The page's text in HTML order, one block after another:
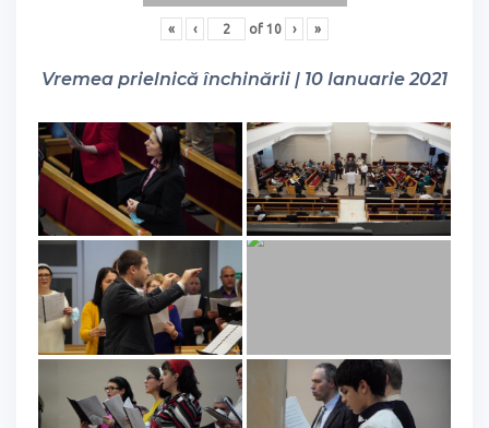
« ‹ of 10 › »
Vremea prielnică închinării | 10 Ianuarie 2021